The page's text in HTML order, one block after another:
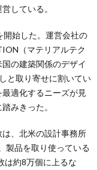
している。
開始した。運営会社の
（マテリアルテク
の建築関係のデザイ
と取り寄せに割いてい
適化するニーズが見
みきった。
、北米の設計事務所
製品を取り使っている
は約8万個に上るな